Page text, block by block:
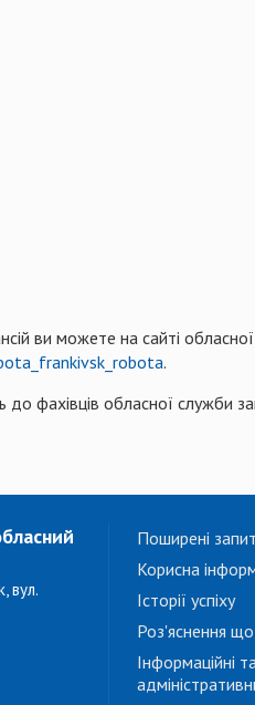
ви можете на сайті
.
до фахівців обласної служби
вул.
Поширені
Корисна
Історії успіху
Роз'яснення
Інформаційні